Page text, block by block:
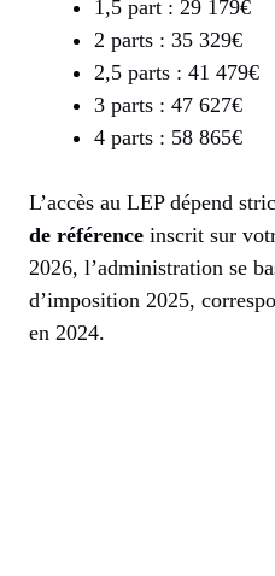
1,5 part : 29 179€
2 parts : 35 329€
2,5 parts : 41 479€
3 parts : 47 627€
4 parts : 58 865€
L’accès au LEP dépend
de référence inscrit sur
2026, l’administration se
d’imposition 2025,
en 2024.